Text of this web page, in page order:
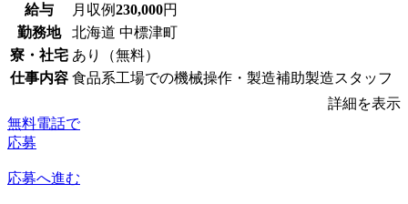
給与 月収例230,000円
勤務地
北海道 中標津町
寮・社宅 あり（無料）
仕事内容 食品系工場での機械操作・製造補助製造スタッフ
詳細を表示
無料電話で
応募
応募へ進む